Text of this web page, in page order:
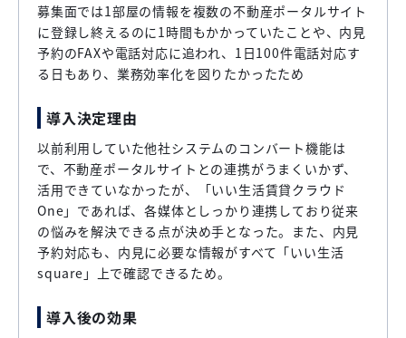
募集面では1部屋の情報を複数の不動産ポータルサイト
に登録し終えるのに1時間もかかっていたことや、内見
予約のFAXや電話対応に追われ、1日100件電話対応す
る日もあり、業務効率化を図りたかったため
導入決定理由
以前利用していた他社システムのコンバート機能は
で、不動産ポータルサイトとの連携がうまくいかず、
活用できていなかったが、「いい生活賃貸クラウド
One」であれば、各媒体としっかり連携しており従来
の悩みを解決できる点が決め手となった。また、内見
予約対応も、内見に必要な情報がすべて「いい生活
square」上で確認できるため。
導入後の効果